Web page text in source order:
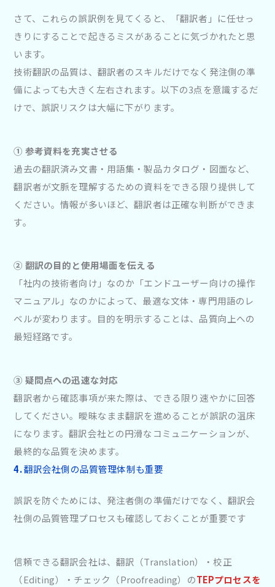
さて、これらの誤訳例を見てくると、「翻訳者」に任せっ
きりにすることで起きるミスがあることに気づかれたと思
います。
技術翻訳の品質は、翻訳者のスキルだけでなく発注側の準
備によっても大きく左右されます。以下の3点を意識するだ
けで、誤訳リスクは大幅に下がります。
① 参考資料を充実させる
過去の翻訳済み文書・用語集・製品カタログ・図面など、
翻訳者が文脈を理解するための資料をできる限り提供して
ください。情報が多いほど、翻訳者は正確な判断ができま
す。
② 翻訳の目的と使用場面を伝える
「社内の技術者向け」なのか「エンドユーザー向けの操作
マニュアル」なのかによって、最適な文体・専門用語のレ
ベルが変わります。目的を明示することは、品質向上への
最短経路です。
③ 疑問点への迅速な対応
翻訳者から確認事項が来た際は、できる限り速やかに回答
してください。曖昧なまま翻訳を進めることが誤訳の温床
になります。翻訳会社との円滑なコミュニケーションが、
最終的な品質を決めます。
4.翻訳会社側の品質管理体制も重要
誤訳を防ぐためには、発注者側の準備だけでなく、翻訳会
社側の品質管理プロセスも確認しておくことが重要です
信頼できる翻訳会社は、翻訳（Translation）・校正
（Editing）・チェック（Proofreading）のTEPプロセスを